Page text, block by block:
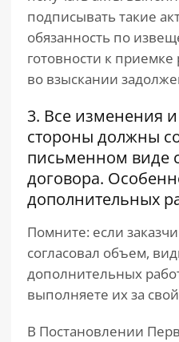
подписывать такие
обязанность по
готовности к
во взыскании
3. Все изменения
стороны должны
письменном виде
договора.
дополнительных
Помните: если
согласовал объем,
дополнительных
выполняете их за
В Постановлении